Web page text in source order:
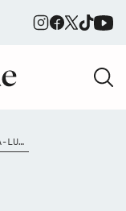
INVESTE-TURISTA-LUNGOTEVERE-FUGA-DENUNCIATO